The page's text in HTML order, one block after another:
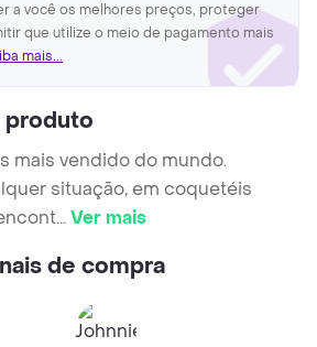
a você os melhores preços, proteger
que utilize o meio de pagamento mais
mais...
produto
mais vendido do mundo.
situação, em coquetéis
...Ver mais
de compra